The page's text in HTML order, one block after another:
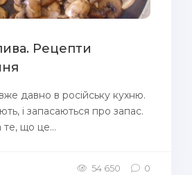
Рецепти
давно в російську кухню.
і запасаються про запас.
що це...
54 650 0